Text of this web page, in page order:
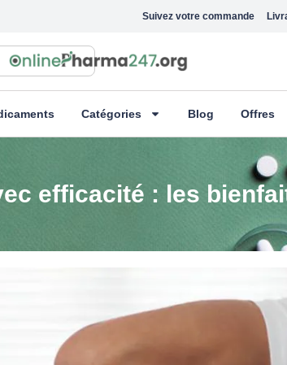
Suivez votre commande
Catégories Blog Offres
efficacité : les